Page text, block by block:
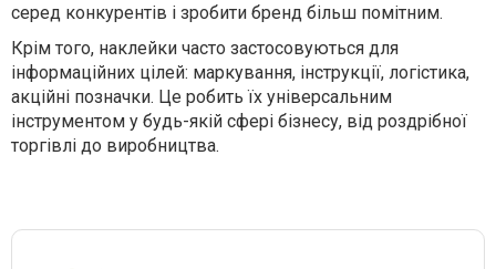
серед конкурентів і зробити бренд більш помітним.
Крім того, наклейки часто застосовуються для
інформаційних цілей: маркування, інструкції, логістика,
акційні позначки. Це робить їх універсальним
інструментом у будь-якій сфері бізнесу, від роздрібної
торгівлі до виробництва.